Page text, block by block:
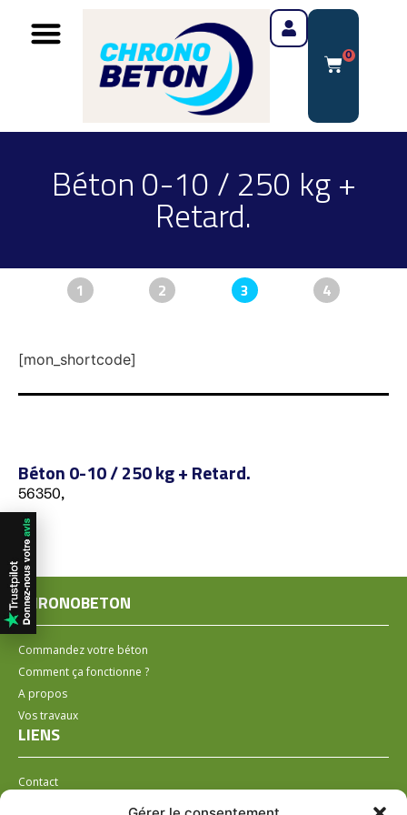
0
Béton 0-10 / 250 kg +
Retard.
1 2 3 4
[mon_shortcode]
Béton 0-10 / 250 kg + Retard.
56350,
CHRONOBETON
Commandez votre béton
Comment ça fonctionne ?
A propos
Vos travaux
LIENS
Contact